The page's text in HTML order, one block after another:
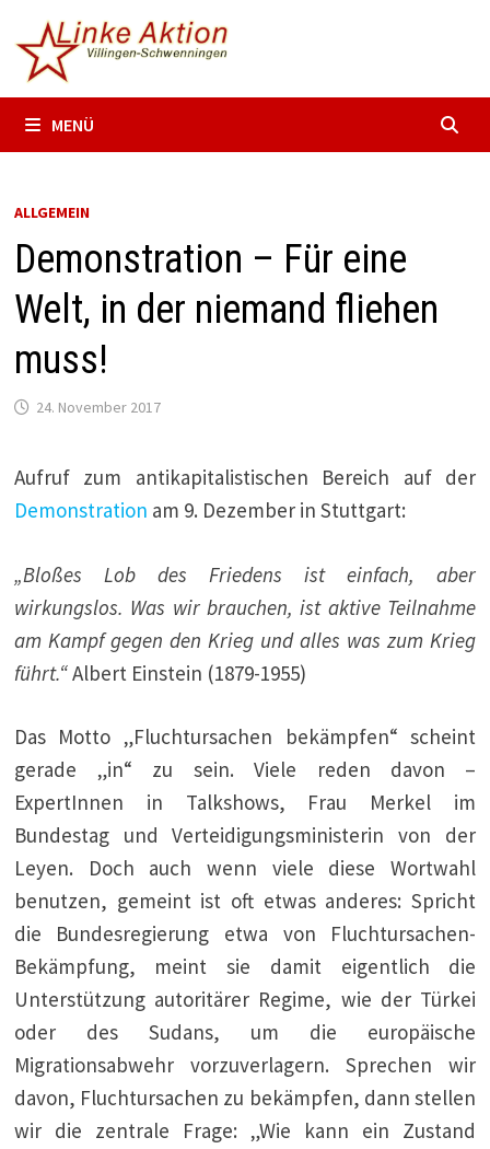
Inhalt
springen
MENÜ
ALLGEMEIN
Demonstration – Für eine
Welt, in der niemand fliehen
muss!
24. November 2017
Aufruf zum antikapitalistischen Bereich auf der
Demonstration am 9. Dezember in Stuttgart:
„Bloßes Lob des Friedens ist einfach, aber
wirkungslos. Was wir brauchen, ist aktive Teilnahme
am Kampf gegen den Krieg und alles was zum Krieg
führt.“Albert Einstein (1879-1955)
Das Motto „Fluchtursachen bekämpfen“ scheint
gerade „in“ zu sein. Viele reden davon –
ExpertInnen in Talkshows, Frau Merkel im
Bundestag und Verteidigungsministerin von der
Leyen. Doch auch wenn viele diese Wortwahl
benutzen, gemeint ist oft etwas anderes:Spricht
die Bundesregierung etwa von Fluchtursachen-
Bekämpfung, meint sie damit eigentlich die
Unterstützung autoritärer Regime, wie der Türkei
oder des Sudans, um die europäische
Migrationsabwehr vorzuverlagern. Sprechen wir
davon, Fluchtursachen zu bekämpfen, dann stellen
wir die zentrale Frage: „Wie kann ein Zustand